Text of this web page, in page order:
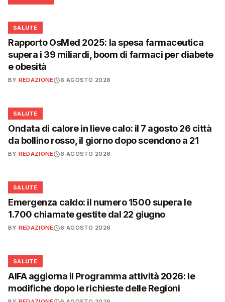
❤️
SALUTE
Rapporto OsMed 2025: la spesa farmaceutica
supera i 39 miliardi, boom di farmaci per diabete
e obesità
BY REDAZIONE 6 AGOSTO 2026
❤️
SALUTE
Ondata di calore in lieve calo: il 7 agosto 26 città
da bollino rosso, il giorno dopo scendono a 21
BY REDAZIONE 6 AGOSTO 2026
❤️
SALUTE
Emergenza caldo: il numero 1500 supera le
1.700 chiamate gestite dal 22 giugno
BY REDAZIONE 6 AGOSTO 2026
❤️
SALUTE
AIFA aggiorna il Programma attività 2026: le
modifiche dopo le richieste delle Regioni